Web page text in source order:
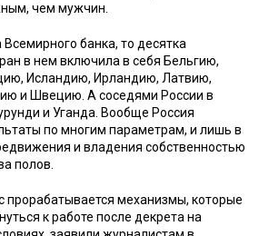
чем мужчин.
Всемирного банка, то десятка
в нем включила в себя Бельгию,
Исландию, Ирландию, Латвию,
и Швецию. А соседями России в
и Уганда. Вообще Россия
по многим параметрам, и лишь в
и владения собственностью
полов.
прорабатывается механизмы, которые
к работе после декрета на